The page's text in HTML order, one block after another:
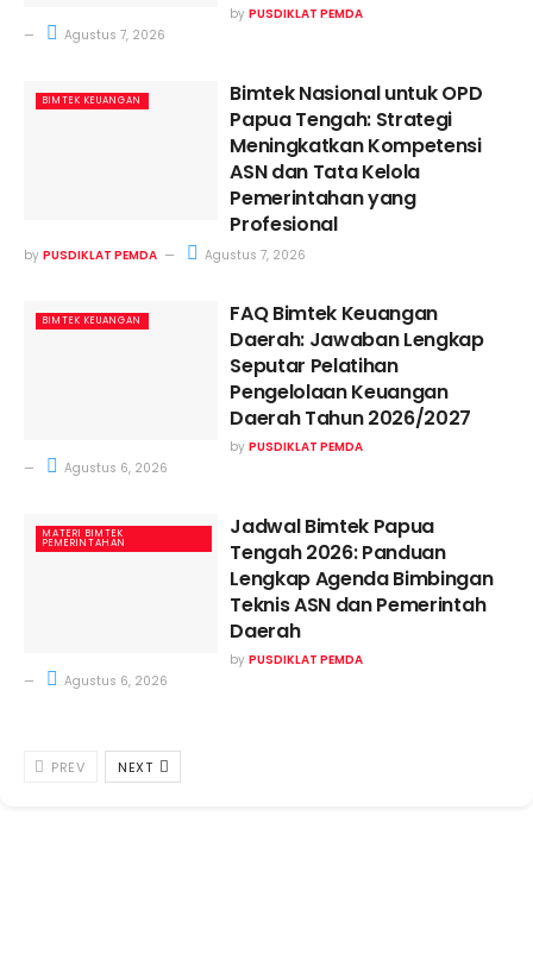
by PUSDIKLAT PEMDA
Agustus 7, 2026
BIMTEK KEUANGAN
Bimtek Nasional untuk OPD
Papua Tengah: Strategi
Meningkatkan Kompetensi
ASN dan Tata Kelola
Pemerintahan yang
Profesional
by PUSDIKLAT PEMDA Agustus 7, 2026
BIMTEK KEUANGAN
FAQ Bimtek Keuangan
Daerah: Jawaban Lengkap
Seputar Pelatihan
Pengelolaan Keuangan
Daerah Tahun 2026/2027
by PUSDIKLAT PEMDA
Agustus 6, 2026
MATERI BIMTEK
PEMERINTAHAN
Jadwal Bimtek Papua
Tengah 2026: Panduan
Lengkap Agenda Bimbingan
Teknis ASN dan Pemerintah
Daerah
by PUSDIKLAT PEMDA
Agustus 6, 2026
PREV NEXT